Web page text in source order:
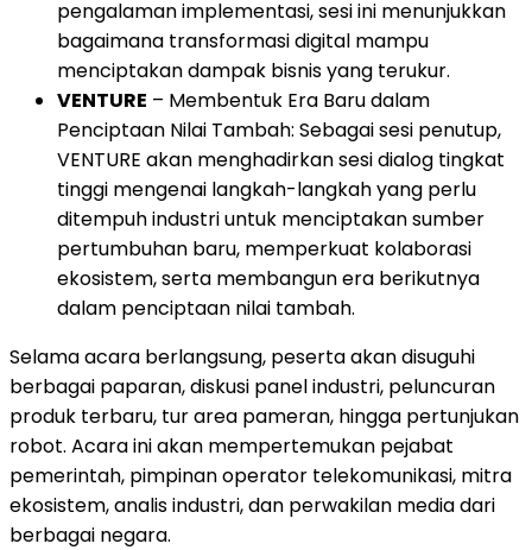
pengalaman implementasi, sesi ini menunjukkan
bagaimana transformasi digital mampu
menciptakan dampak bisnis yang terukur.
VENTURE – Membentuk Era Baru dalam
Penciptaan Nilai Tambah: Sebagai sesi penutup,
VENTURE akan menghadirkan sesi dialog tingkat
tinggi mengenai langkah-langkah yang perlu
ditempuh industri untuk menciptakan sumber
pertumbuhan baru, memperkuat kolaborasi
ekosistem, serta membangun era berikutnya
dalam penciptaan nilai tambah.
Selama acara berlangsung, peserta akan disuguhi
berbagai paparan, diskusi panel industri, peluncuran
produk terbaru, tur area pameran, hingga pertunjukan
robot. Acara ini akan mempertemukan pejabat
pemerintah, pimpinan operator telekomunikasi, mitra
ekosistem, analis industri, dan perwakilan media dari
berbagai negara.